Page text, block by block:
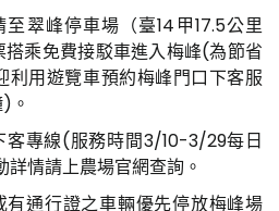
翠峰停車場（臺14甲17.5公里
乘免費接駁車進入梅峰(為節省
利用遊覽車預約梅峰門口下客服
。
專線(服務時間3/10-3/29每日
情請上農場官網查詢。
通行證之車輛優先停放梅峰場